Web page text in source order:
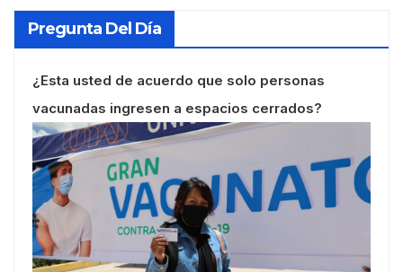
Pregunta Del Día
¿Esta usted de acuerdo que solo personas
vacunadas ingresen a espacios cerrados?